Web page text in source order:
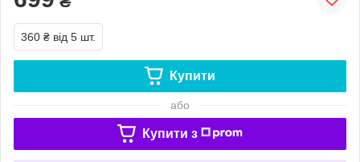
360 ₴ від 5 шт.
Купити
або
Купити з